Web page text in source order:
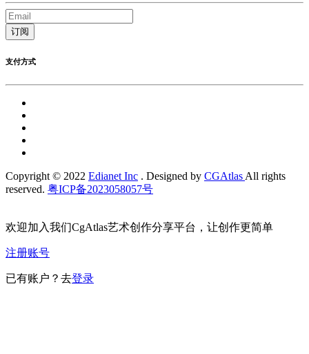
订阅
支付方式
Copyright © 2022 Edianet Inc . Designed by CGAtlas All rights
reserved. 粤ICP备2023058057号
欢迎加入我们CgAtlas艺术创作分享平台，让创作更简单
注册账号
已有账户？去登录